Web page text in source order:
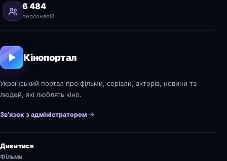
6 484
персоналій
Кінопортал
Український портал про фільми, серіали, акторів, новини та
людей, які люблять кіно.
Зв’язок з адміністратором
Дивитися
Фільми